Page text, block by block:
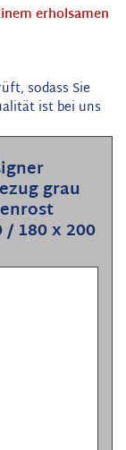
erholsamen
sodass Sie
ist bei uns
grau
180 x 200